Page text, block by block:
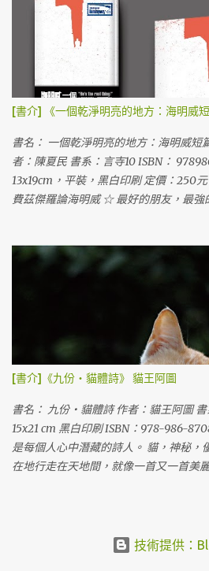
文字召喚出一座抽取式森林，每一個字
意抽取，充滿童話奇想卻又令人心痛流
一些單純的美好，當然更多的，是對
二十歲，目前就讀高雄醫學大學牙醫系
非常陰影。陽光留給別人，陰影留給自
刪除記憶的陰影，丟到資源回收筒然後
到。有一扇抽屜的門害怕被開啟，但又
實存在。你終於相信，橡皮擦擦不掉某
------ 名人推薦： 「若要藏匿一片樹葉
分辨一片樹葉的不同，也應在樹林當中
棄絕意念的文字，禹含替我們說全了某
泡沫之間流動著炫目的光彩。 敏感的女
早抵達了時間的下一站。」 ── 顏艾琳
冊集子如此直截、如此透徹地帶著我們
而受烈火灼身的青春年代。透過書寫，
退，而能自時間的煉獄裡生還。我們當
「讀完禹含的這本詩文集，好像看過一
質性甚至令我想起岩井俊二的《青春電
長衝突的方式與少男不同，但在禹含的
想起了此類青春時刻初有的巨大爆裂性
2011年2月...
[書介] 《一個乾淨明亮的地方：海明威短
書名： 一個乾淨明亮的地方：海明威短
者：陳夏民 書系：言寺10 ISBN：
13x19cm，平裝，黑白印刷 定價：250
費茲傑羅論海明威 ☆ 最好的朋友，最強
「一人出版」。破天荒跨社出版，午夜
伊斯（ James Joyce ）大讚：「你讀過
真是傑作！真的，這可是有史以來寫得
[書介]《九份‧貓體詩》 貓王阿圖
書名： 九份‧貓體詩 作者：貓王阿圖
15x21 cm 黑白印刷 ISBN：978-986-
是每個人心中潛藏的詩人。 貓，神秘，
在地行走在天地間，就像一首又一首美
的貓咪。做一位愛貓的志工，在漫長地
技術提供：